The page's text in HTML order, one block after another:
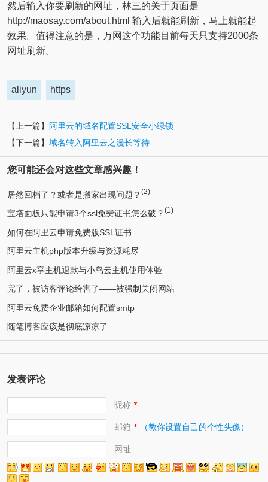
然后输入你要刷新的网址，林三的关于页面是
http://maosay.com/about.html 输入后就能刷新，马上就能起
效果。值得注意的是，万网这个功能目前每天只支持2000条
网址刷新。
aliyun https
【上一篇】
阿里云的域名配置SSL安全小绿锁
【下一篇】 域名转入阿里云之漫长等待
您可能还会对这些文章感兴趣！
居然回档了？或者是搬家出现问题？ (2)
宝塔面板只能申请3个ssl免费证书怎么破？ (1)
如何在阿里云申请免费版SSL证书
阿里云主机php版本升级与资源耗尽
阿里云x享主机退款与小鸟云主机使用体验
完了，被访客评论给害了——被强制关闭网站
阿里云免费企业邮箱如何配置smtp
随笔博客应该是彻底凉凉了
发表评论
昵称*
邮箱 * （教你设置自己的个性头像）
网址